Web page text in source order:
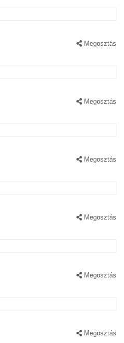
Megosztás
Megosztás
Megosztás
Megosztás
Megosztás
Megosztás